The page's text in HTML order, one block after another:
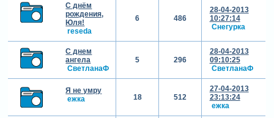
С днём
рождения,
Юля!
reseda
6 486
28-04-2013
10:27:14
Снегурка
С днем
ангела
СветланаФ
5 296
28-04-2013
09:10:25
СветланаФ
Я не умру
ежка
18 512
27-04-2013
23:13:24
ежка